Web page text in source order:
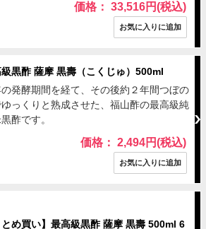
価格： 33,516円(税込)
黒酢 薩摩 黒壽（こくじゅ）500ml
発酵期間を経て、その後約２年間つぼの
っくりと熟成させた、福山酢の最高級純
酢です。
価格： 2,494円(税込)
とめ買い】最高級黒酢 薩摩 黒壽 500ml 6